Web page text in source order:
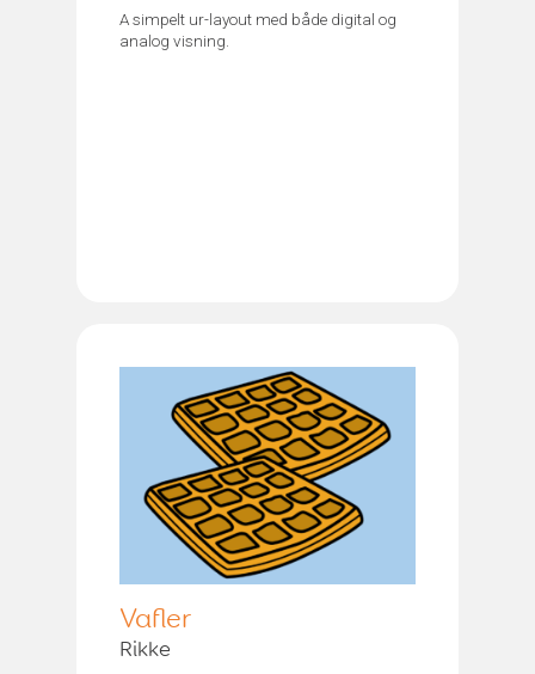
A simpelt ur-layout med både digital og
analog visning.
Vafler
Rikke